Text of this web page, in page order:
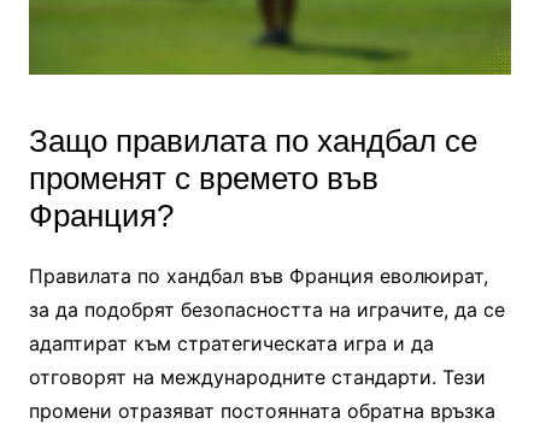
Защо правилата по хандбал се
променят с времето във
Франция?
Правилата по хандбал във Франция еволюират,
за да подобрят безопасността на играчите, да се
адаптират към стратегическата игра и да
отговорят на международните стандарти. Тези
промени отразяват постоянната обратна връзка